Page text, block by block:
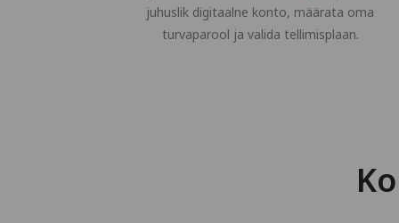
juhuslik digitaalne konto, määrata oma
turvaparool ja valida tellimisplaan.